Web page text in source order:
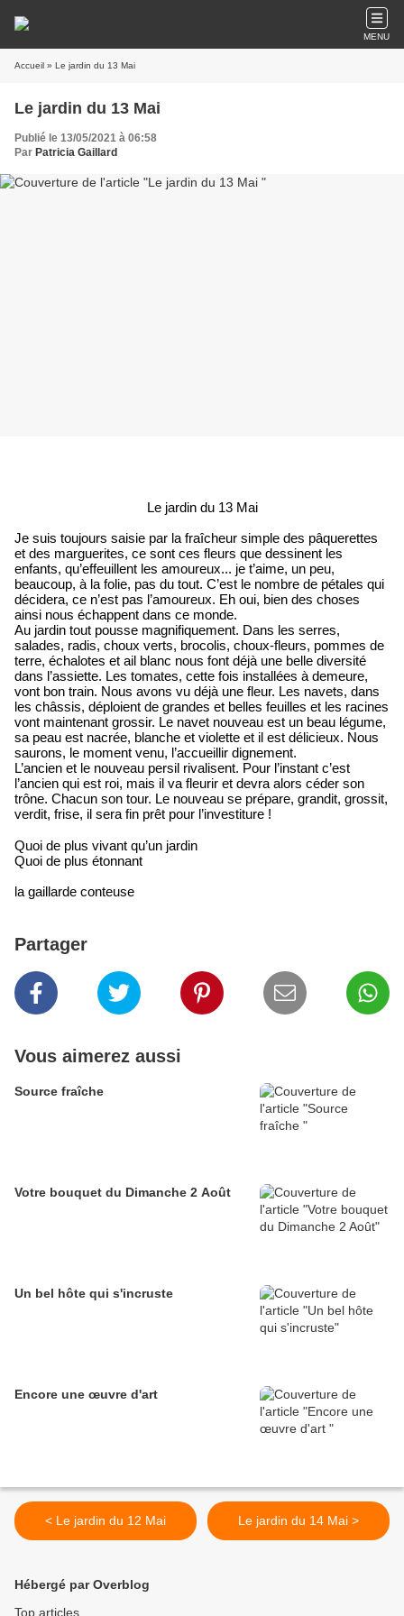
MENU
Accueil » Le jardin du 13 Mai
Le jardin du 13 Mai
Publié le 13/05/2021 à 06:58
Par Patricia Gaillard
Le jardin du 13 Mai
Je suis toujours saisie par la fraîcheur simple des pâquerettes
et des marguerites, ce sont ces fleurs que dessinent les
enfants, qu’effeuillent les amoureux... je t’aime, un peu,
beaucoup, à la folie, pas du tout. C’est le nombre de pétales qui
décidera, ce n’est pas l’amoureux. Eh oui, bien des choses
ainsi nous échappent dans ce monde.
Au jardin tout pousse magnifiquement. Dans les serres,
salades, radis, choux verts, brocolis, choux-fleurs, pommes de
terre, échalotes et ail blanc nous font déjà une belle diversité
dans l’assiette. Les tomates, cette fois installées à demeure,
vont bon train. Nous avons vu déjà une fleur. Les navets, dans
les châssis, déploient de grandes et belles feuilles et les racines
vont maintenant grossir. Le navet nouveau est un beau légume,
sa peau est nacrée, blanche et violette et il est délicieux. Nous
saurons, le moment venu, l’accueillir dignement.
L’ancien et le nouveau persil rivalisent. Pour l’instant c’est
l’ancien qui est roi, mais il va fleurir et devra alors céder son
trône. Chacun son tour. Le nouveau se prépare, grandit, grossit,
verdit, frise, il sera fin prêt pour l’investiture !
Quoi de plus vivant qu’un jardin
Quoi de plus étonnant
la gaillarde conteuse
Partager
Vous aimerez aussi
Source fraîche
Votre bouquet du Dimanche 2 Août
Un bel hôte qui s'incruste
Encore une œuvre d'art
< Le jardin du 12 Mai Le jardin du 14 Mai >
Hébergé par Overblog
Top articles